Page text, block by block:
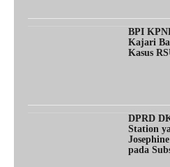
BPI
Kajari
Kasus
DPRD
Station
pada